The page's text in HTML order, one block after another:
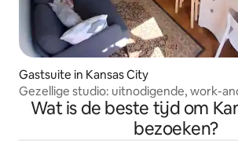
Gastsuite in Kansas City
Gezellige studio: uitnodigende, work-
Wat is de beste tijd om
bezoeken?